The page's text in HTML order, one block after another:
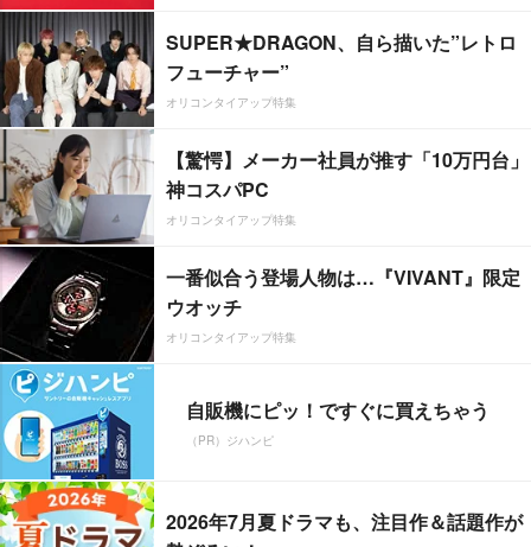
SUPER★DRAGON、自ら描いた”レトロ
フューチャー”
オリコンタイアップ特集
【驚愕】メーカー社員が推す「10万円台」
神コスパPC
オリコンタイアップ特集
一番似合う登場人物は…『VIVANT』限定
ウオッチ
オリコンタイアップ特集
自販機にピッ！ですぐに買えちゃう
（PR）ジハンピ
2026年7月夏ドラマも、注目作＆話題作が